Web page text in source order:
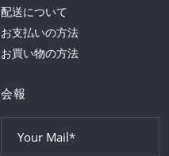
配送について
お支払いの方法
お買い物の方法
会報